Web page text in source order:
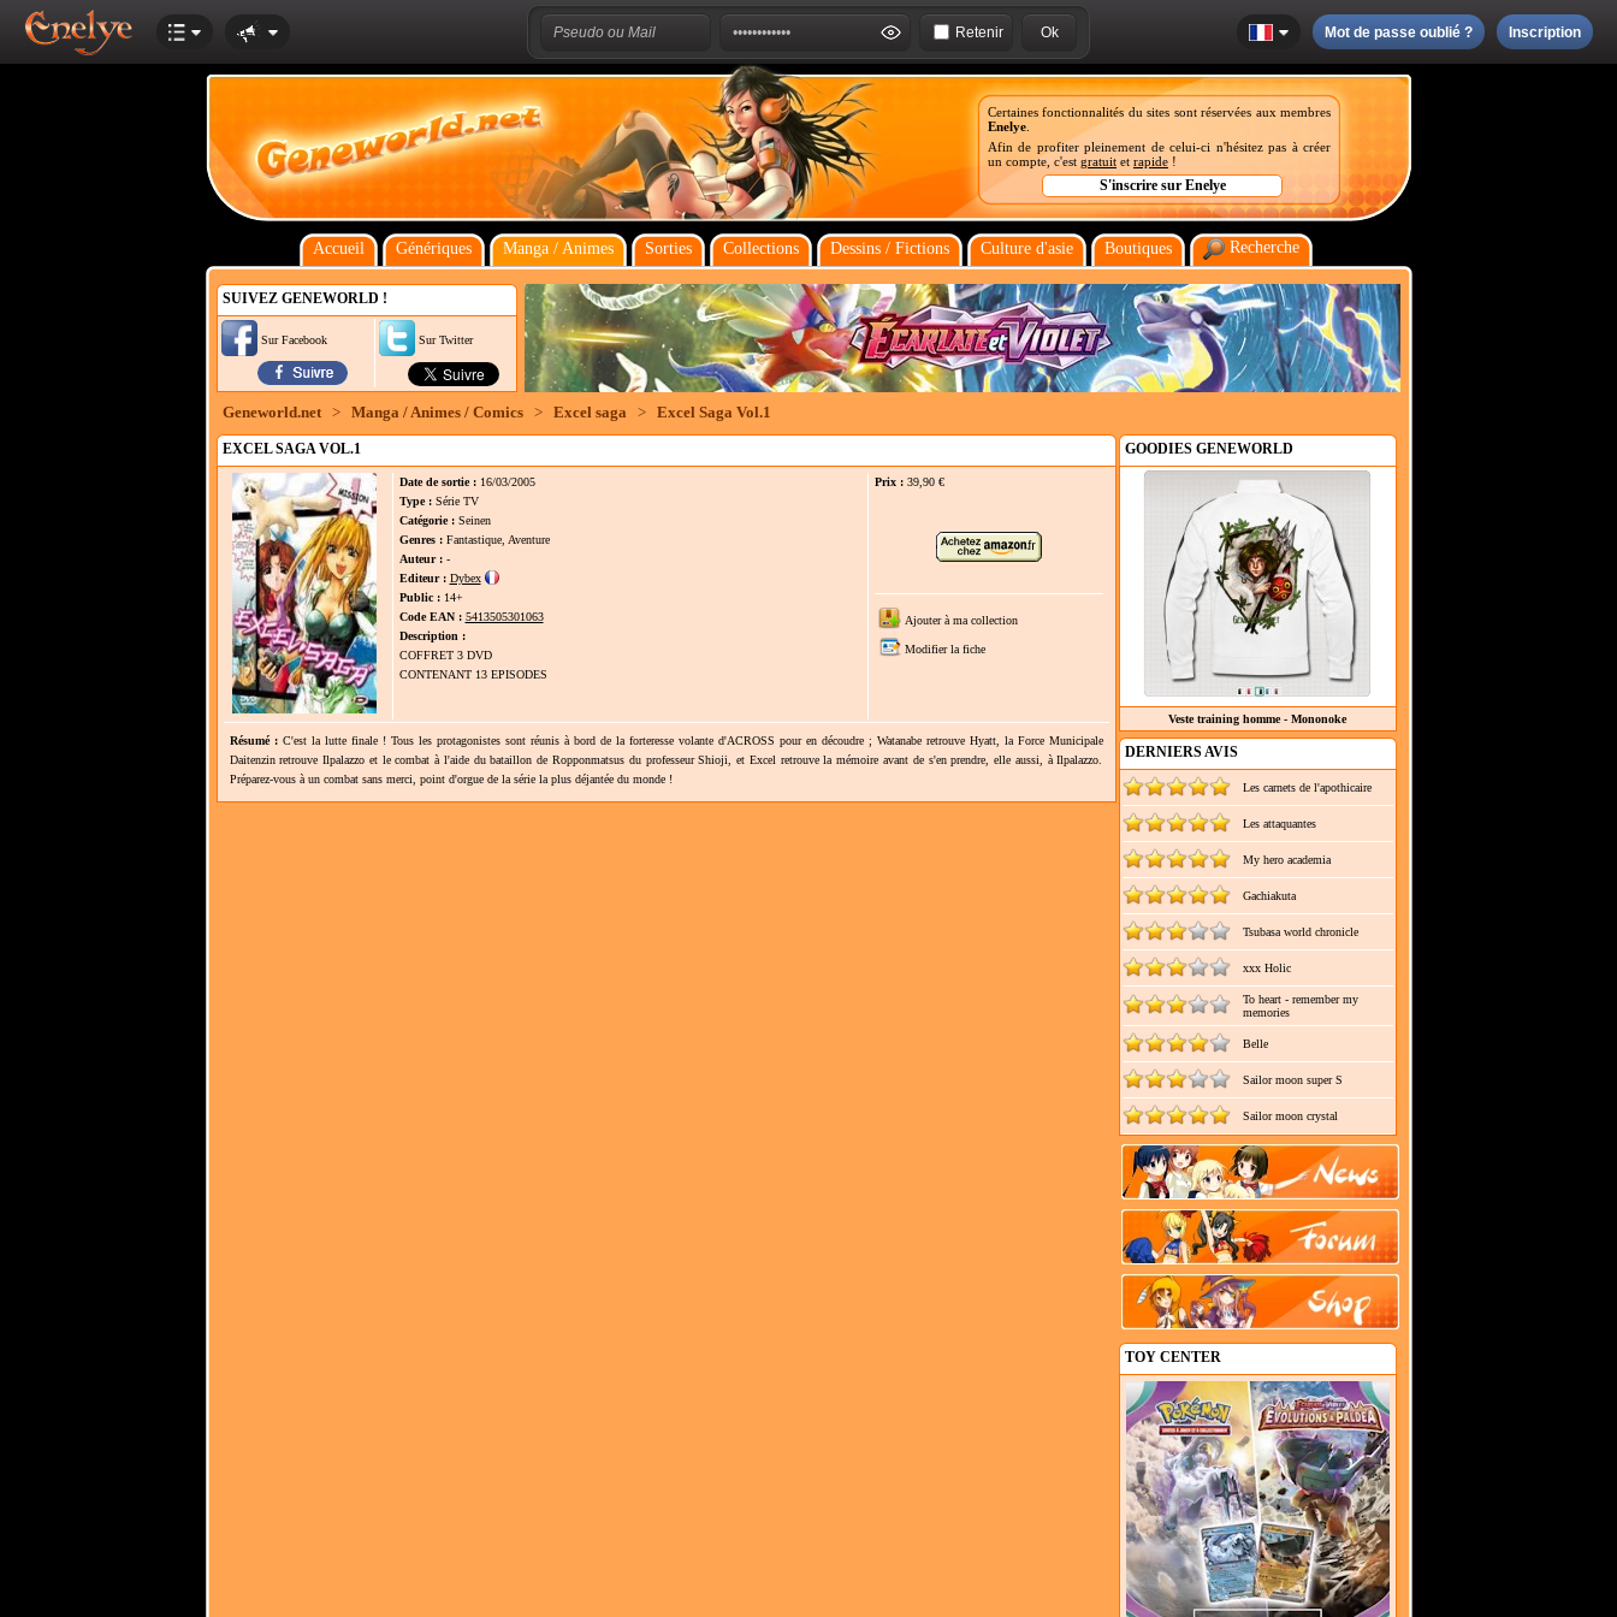
Retenir Mot de passe oublié ? Inscription
Certaines fonctionnalités du sites sont réservées aux membres
Enelye
Afin de profiter pleinement de celui-ci n'hésitez pas à créer
un compte, c'est gratuit et rapide !
Accueil Génériques Manga / Animes Sorties Collections Dessins / Fictions Culture d'asie Boutiques Recherche
SUIVEZ GENEWORLD !
Sur Facebook Sur Twitter
Geneworld.net > Manga / Animes / Comics > Excel saga > Excel Saga Vol.1
EXCEL SAGA VOL.1
Date de sortie :16/03/2005
Type : Série TV
Catégorie :Seinen
Genres :Fantastique, Aventure
Auteur :-
Editeur : Dybex
Public :14+
Code EAN : 5413505301063
Description :
COFFRET 3 DVD
CONTENANT 13 EPISODES
Prix : 39,90 €
Ajouter à ma collection
Modifier la fiche
Résumé : C'est la lutte finale ! Tous les protagonistes sont réunis à bord de la forteresse volante d'ACROSS pour en découdre ; Watanabe retrouve Hyatt, la Force Municipale
Daitenzin retrouve Ilpalazzo et le combat à l'aide du bataillon de Ropponmatsus du professeur Shioji, et Excel retrouve la mémoire avant de s'en prendre, elle aussi, à Ilpalazzo.
Préparez-vous à un combat sans merci, point d'orgue de la série la plus déjantée du monde !
GOODIES GENEWORLD
Veste training homme - Mononoke
DERNIERS AVIS
Les carnets de l'apothicaire
Les attaquantes
My hero academia
Gachiakuta
Tsubasa world chronicle
xxx Holic
To heart - remember my
memories
Belle
Sailor moon super S
Sailor moon crystal
TOY CENTER